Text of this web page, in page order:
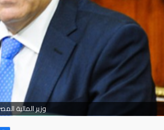
وزير المالية